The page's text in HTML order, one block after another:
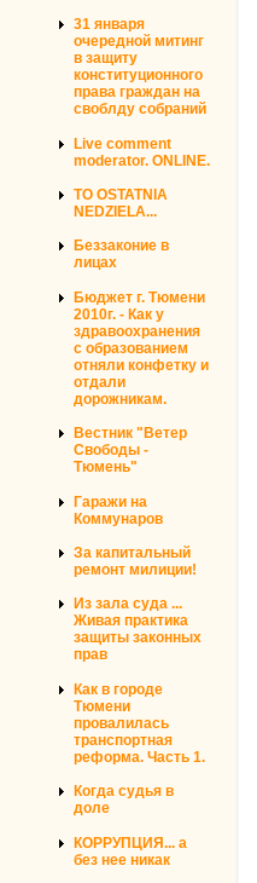
31 января
очередной митинг
в защиту
конституционного
права граждан на
своблду собраний
Live comment
moderator. ONLINE.
TO OSTATNIA
NEDZIELA...
Беззаконие в
лицах
Бюджет г. Тюмени
2010г. - Как у
здравоохранения
с образованием
отняли конфетку и
отдали
дорожникам.
Вестник "Ветер
Свободы -
Тюмень"
Гаражи на
Коммунаров
За капитальный
ремонт милиции!
Из зала суда ...
Живая практика
защиты законных
прав
Как в городе
Тюмени
провалилась
транспортная
реформа. Часть 1.
Когда судья в
доле
КОРРУПЦИЯ... а
без нее никак